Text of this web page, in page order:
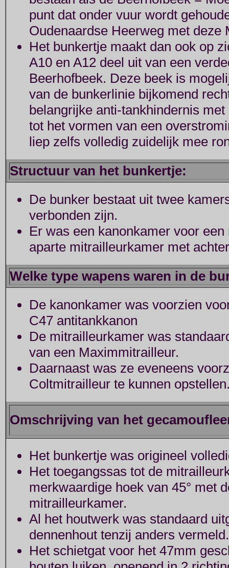
punt dat onder vuur wordt
Oudenaardse Heerweg met deze
Het bunkertje maakt dan ook op
A10 en A12 deel uit van een
Beerhofbeek. Deze beek is
van de bunkerlinie bijkomend
belangrijke anti-tankhindernis
tot het vormen van een
liep zelfs volledig zuidelijk mee
Structuur van het bunkertje:
De bunker bestaat uit twee
verbonden zijn.
Er was een kanonkamer voor
aparte mitrailleurkamer met
Welke type wapens waren in de
De kanonkamer was voorzien
C47 antitankkanon
De mitrailleurkamer was
van een Maximmitrailleur.
Daarnaast was ze eveneens
Coltmitrailleur te kunnen
Omschrijving van het
Het bunkertje was origineel
Het toegangssas tot de
merkwaardige hoek van 45° met
mitrailleurkamer.
Al het houtwerk was standaard
dennenhout tenzij anders vermeld.
Het schietgat voor het 47mm